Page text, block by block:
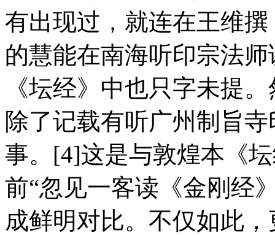
有出现过，就连在王维
的慧能在南海听印宗法
《坛经》中也只字未提
除了记载有听广州制旨
事。[4]这是与敦煌本《
前“忽见一客读《金刚经
成鲜明对比。不仅如此